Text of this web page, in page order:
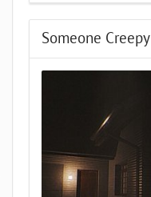
Someone Creepy